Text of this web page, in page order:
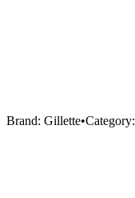
Brand: Gillette•Category: